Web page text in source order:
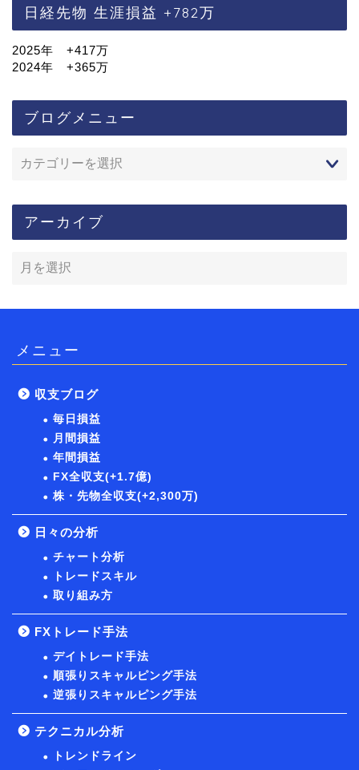
日経先物 生涯損益 +782万
2025年 +417万
2024年 +365万
ブログメニュー
アーカイブ
メニュー
収支ブログ
毎日損益
月間損益
年間損益
FX全収支(+1.7億)
株・先物全収支(+2,300万)
日々の分析
チャート分析
トレードスキル
取り組み方
FXトレード手法
デイトレード手法
順張りスキャルピング手法
逆張りスキャルピング手法
テクニカル分析
トレンドライン